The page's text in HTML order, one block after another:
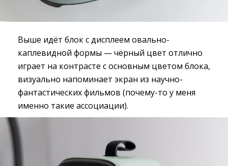
Выше идёт блок с дисплеем овально-
каплевидной формы — чёрный цвет отлично
играет на контрасте с основным цветом блока,
визуально напоминает экран из научно-
фантастических фильмов (почему-то у меня
именно такие ассоциации).